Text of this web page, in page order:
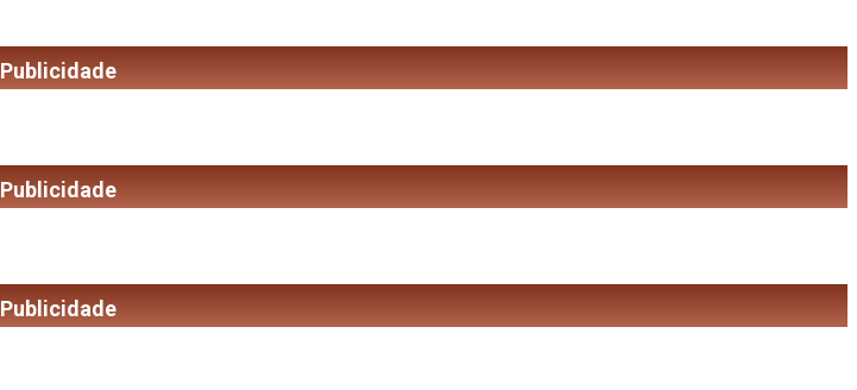
Publicidade
Publicidade
Publicidade